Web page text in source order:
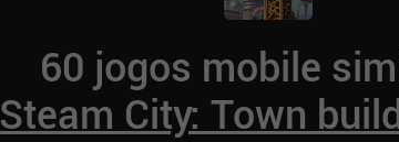
60 jogos mobile
Steam City: Town